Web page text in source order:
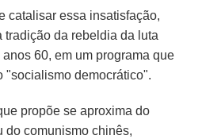
catalisar essa insatisfação,
tradição da rebeldia da luta
60, em um programa que
"socialismo democrático".
propõe se aproxima do
do comunismo chinês,